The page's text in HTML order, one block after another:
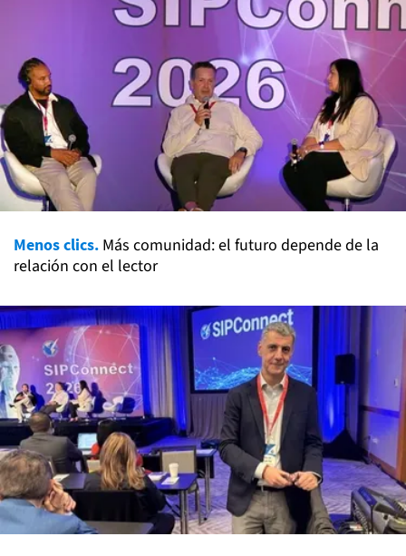
Menos clics. Más comunidad: el futuro depende de la
relación con el lector